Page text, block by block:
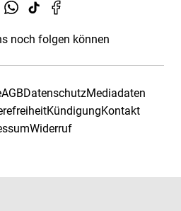
noch folgen können
AGBDatenschutzMediadaten
KündigungKontakt
Widerruf